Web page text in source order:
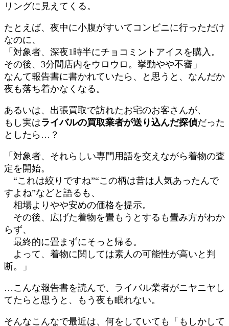
リングに見えてくる。
たとえば、夜中に小腹がすいてコンビニに行っただけ
なのに、
「対象者、深夜1時半にチョコミントアイスを購入。
その後、3分間店内をウロウロ。挙動やや不審」
なんて報告書に書かれていたら、と思うと、なんだか
夜も落ち着かなくなる。
あるいは、出張買取で訪れたお宅のお客さんが、
もし実はライバルの買取業者が送り込んだ探偵だった
としたら…？
「対象者、それらしい専門用語を交えながら着物の査
定を開始。
“これは絞りですね”“この柄は昔は人気あったんで
すよね”などと語るも、
相場よりやや安めの価格を提示。
その後、広げた着物を畳もうとするも畳み方がわか
らず、
最終的に畳まずにそっと帰る。
よって、着物に関しては素人の可能性が高いと判
断。」
…こんな報告書を読んで、ライバル業者がニヤニヤし
てたらと思うと、もう夜も眠れない。
そんなこんなで最近は、何をしていても「もしかして